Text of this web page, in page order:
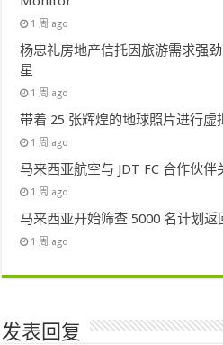
1 周 ago
杨忠礼房地产信托因旅游需求强
星
1 周 ago
带着 25 张辉煌的地球照片进行虚
1 周 ago
马来西亚航空与 JDT FC 合作伙
1 周 ago
马来西亚开始筛查 5000 名计划返
1 周 ago
发表回复